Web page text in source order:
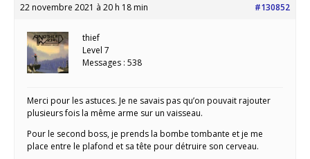
22 novembre 2021 à 20 h 18 min #130852
thief
Level 7
Messages : 538
Merci pour les astuces. Je ne savais pas qu’on pouvait rajouter
plusieurs fois la même arme sur un vaisseau.
Pour le second boss, je prends la bombe tombante et je me
place entre le plafond et sa tête pour détruire son cerveau.